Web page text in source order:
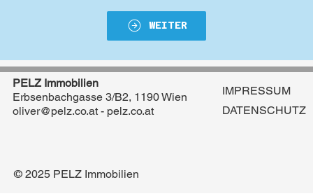
WEITER
PELZ Immobilien
Erbsenbachgasse 3/B2, 1190 Wien
oliver@pelz.co.at- pelz.co.at
IMPRESSUM
DATENSCHUTZ
© 2025 PELZ Immobilien